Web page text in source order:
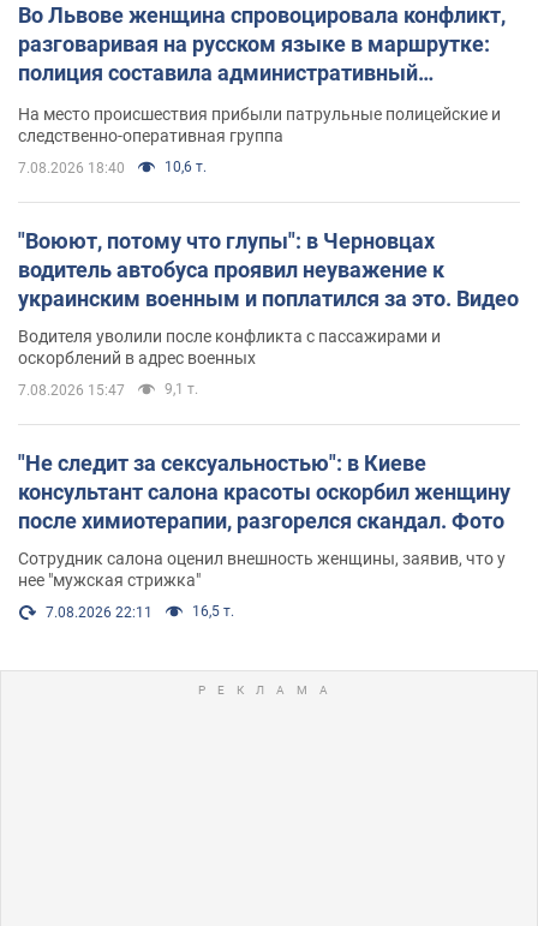
Во Львове женщина спровоцировала конфликт,
разговаривая на русском языке в маршрутке:
полиция составила административный
На место происшествия прибыли патрульные полицейские и
следственно-оперативная группа
7.08.2026 18:40 10,6 т.
"Воюют, потому что глупы": в Черновцах
водитель автобуса проявил неуважение к
украинским военным и поплатился за это. Видео
Водителя уволили после конфликта с пассажирами и
оскорблений в адрес военных
7.08.2026 15:47 9,1 т.
"Не следит за сексуальностью": в Киеве
консультант салона красоты оскорбил женщину
после химиотерапии, разгорелся скандал. Фото
Сотрудник салона оценил внешность женщины, заявив, что у
нее "мужская стрижка"
7.08.2026 22:11 16,5 т.